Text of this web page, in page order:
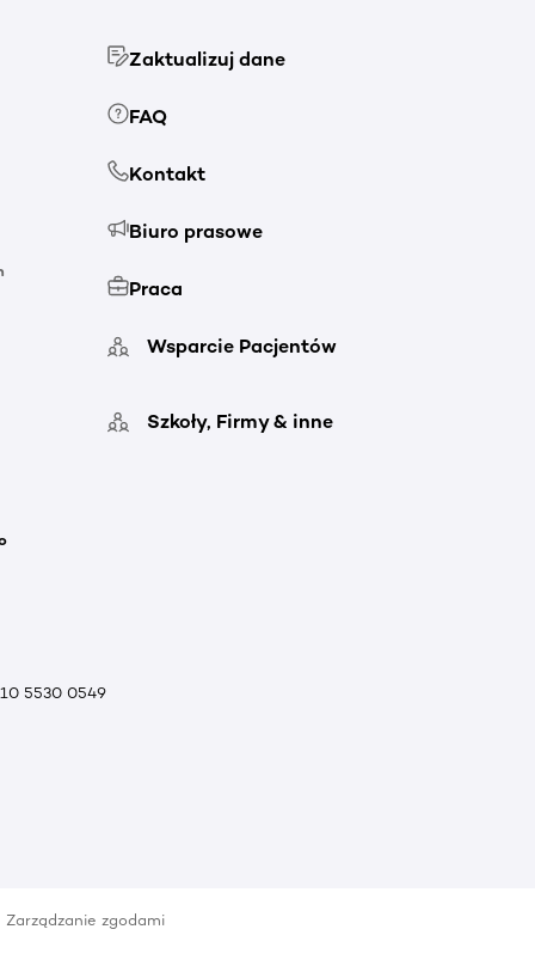
Zaktualizuj dane
FAQ
Kontakt
Biuro prasowe
Praca
Wsparcie Pacjentów
Szkoły, Firmy & inne
5530 0549
Zarządzanie zgodami